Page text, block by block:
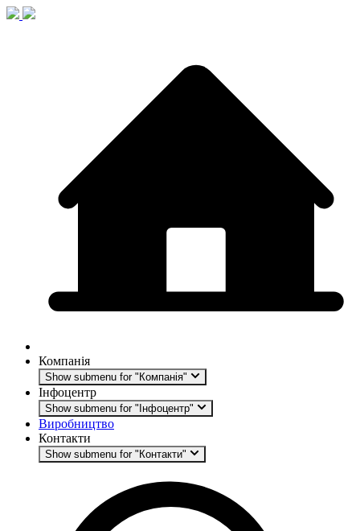
Компанія
Show submenu for "Компанія"
Інфоцентр
Show submenu for "Інфоцентр"
Виробництво
Контакти
Show submenu for "Контакти"